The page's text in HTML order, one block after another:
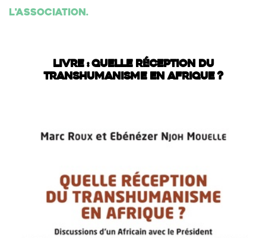
l'association.
LIVRE : QUELLE RÉCEPTION DU
TRANSHUMANISME EN AFRIQUE ?